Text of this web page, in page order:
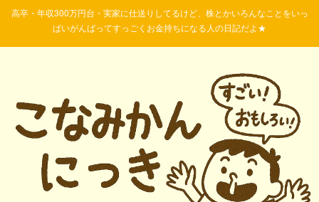
高卒・年収300万円台・実家に仕送りしてるけど、株とかいろんなことをいっ
ぱいがんばってすっごくお金持ちになる人の日記だよ★